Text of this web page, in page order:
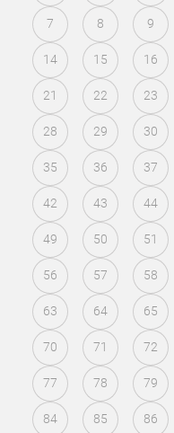
7 8 9
14 15 16
21 22 23
28 29 30
35 36 37
42 43 44
49 50 51
56 57 58
63 64 65
70 71 72
77 78 79
84 85 86